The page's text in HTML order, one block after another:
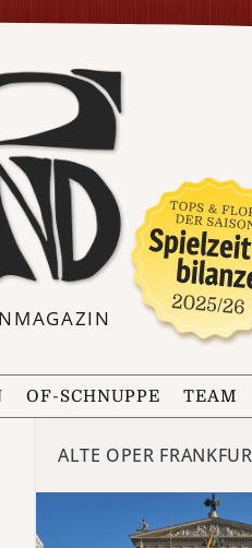
OF-SCHNUPPE TEAM
ALTE OPER